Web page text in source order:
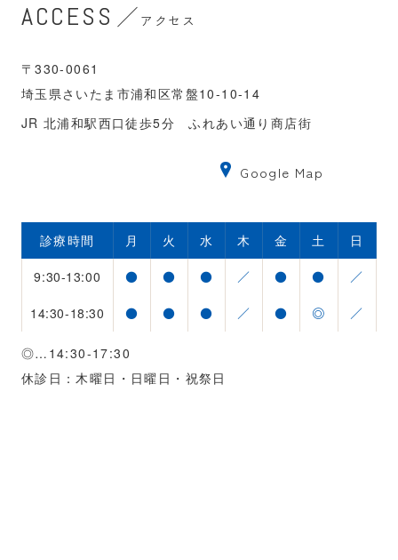
ACCESS アクセス
〒330-0061
埼玉県さいたま市浦和区常盤10-10-14
JR 北浦和駅西口徒歩5分 ふれあい通り商店街
Google Map
診療時間 月 火 水 木 金 土 日
9:30-13:00 ● ● ● ／ ● ● ／
14:30-18:30 ● ● ● ／ ● ◎ ／
◎…14:30-17:30
休診日：木曜日・日曜日・祝祭日